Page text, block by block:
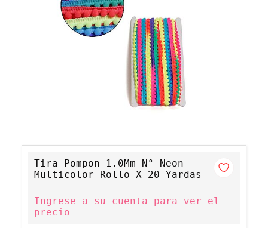
Tira Pompon 1.0Mm N° Neon
Multicolor Rollo X 20 Yardas
Ingrese a su cuenta para ver el
precio